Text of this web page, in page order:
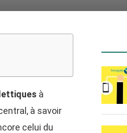
à
à savoir
celui du